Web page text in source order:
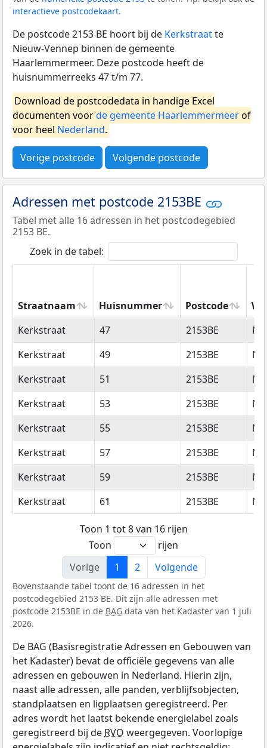
interactieve postcodekaart.
De postcode 2153 BE hoort bij de Kerkstraatte
Nieuw-Vennep binnen de gemeente
Haarlemmermeer. Deze postcode heeft de
huisnummerreeks 47 t/m 77.
Download de postcodedata in handige Excel
documenten voorde gemeente Haarlemmermeerof
voor heel Nederland.
Vorige postcode Volgende postcode
Adressen met postcode 2153BE
Tabel met alle 16 adressen in het postcodegebied
2153 BE.
Zoek in de tabel:
Straatnaam Huisnummer Postcode
Straatnaam
Huisnummer Postcode
Kerkstraat 47 2153BE
Kerkstraat
49 2153BE
Kerkstraat
51 2153BE
Kerkstraat
53 2153BE
Kerkstraat
55 2153BE
Kerkstraat
57 2153BE
Kerkstraat
59 2153BE
Kerkstraat
61 2153BE
Toon 1 tot 8 van 16 rijen
Toon
rijen
Vorige
1 2 Volgende
Bovenstaande tabel toont de 16 adressen in het
postcodegebied 2153 BE. Dit zijn alle adressen met
postcode 2153BE in de BAG data van het Kadaster van 1 juli
2026.
De BAG (Basisregistratie Adressen en Gebouwen van
het Kadaster) bevat de officiële gegevens van alle
adressen en gebouwen in Nederland. Hierin zijn,
naast alle adressen, alle panden, verblijfsobjecten,
standplaatsen en ligplaatsen geregistreerd. Per
adres wordt het laatst bekende energielabel zoals
geregistreerd bij de RVO weergegeven. Voorlopige